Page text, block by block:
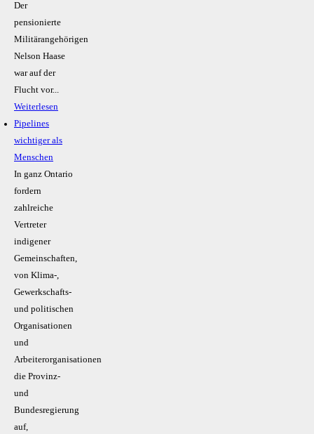
Der
pensionierte
Militärangehörigen
Nelson Haase
war auf der
Flucht vor...
Weiterlesen
Pipelines
wichtiger als
Menschen
In ganz Ontario
fordern
zahlreiche
Vertreter
indigener
Gemeinschaften,
von Klima-,
Gewerkschafts-
und politischen
Organisationen
und
Arbeiterorganisationen
die Provinz-
und
Bundesregierung
auf,